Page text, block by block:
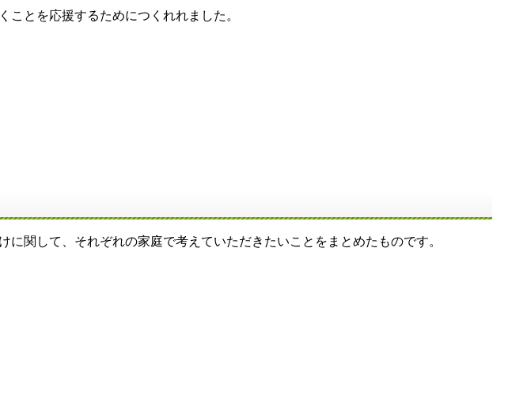
とを応援するためにつくれれました。
関して、それぞれの家庭で考えていただきたいことをまとめたものです。